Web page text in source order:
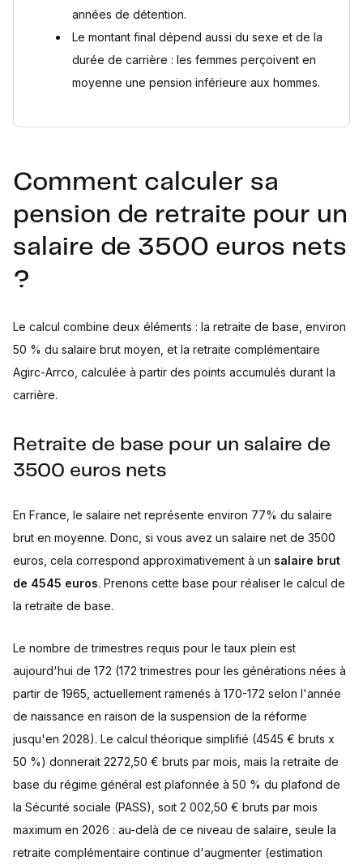
années de détention.
Le montant final dépend aussi du sexe et de la
durée de carrière : les femmes perçoivent en
moyenne une pension inférieure aux hommes.
Comment calculer sa
pension de retraite pour un
salaire de 3500 euros nets
?
Le calcul combine deux éléments : la retraite de base, environ
50 % du salaire brut moyen, et la retraite complémentaire
Agirc-Arrco, calculée à partir des points accumulés durant la
carrière.
Retraite de base pour un salaire de
3500 euros nets
En France, le salaire net représente environ 77% du salaire
brut en moyenne. Donc, si vous avez un salaire net de 3500
euros, cela correspond approximativement à un salaire brut
de 4545 euros. Prenons cette base pour réaliser le calcul de
la retraite de base.
Le nombre de trimestres requis pour le taux plein est
aujourd'hui de 172 (172 trimestres pour les générations nées à
partir de 1965, actuellement ramenés à 170-172 selon l'année
de naissance en raison de la suspension de la réforme
jusqu'en 2028). Le calcul théorique simplifié (4545 € bruts x
50 %) donnerait 2272,50 € bruts par mois, mais la retraite de
base du régime général est plafonnée à 50 % du plafond de
la Sécurité sociale (PASS), soit 2 002,50 € bruts par mois
maximum en 2026 : au-delà de ce niveau de salaire, seule la
retraite complémentaire continue d'augmenter (estimation